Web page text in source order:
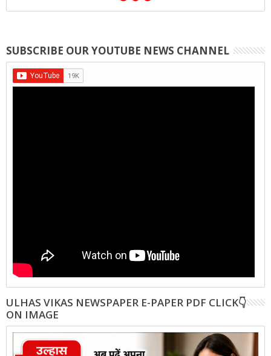
SUBSCRIBE OUR YOUTUBE NEWS CHANNEL
ULHAS VIKAS NEWSPAPER E-PAPER PDF CLICK👇
ON IMAGE